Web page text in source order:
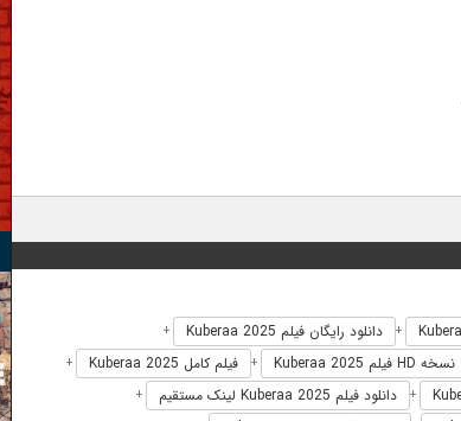
+ دانلود رایگان فیلم Kuberaa 2025 +
نسخه HD فیلم Kuberaa 2025 + فیلم کامل Kuberaa 2025 +
+ دانلود فیلم Kuberaa 2025 لینک مستقیم +